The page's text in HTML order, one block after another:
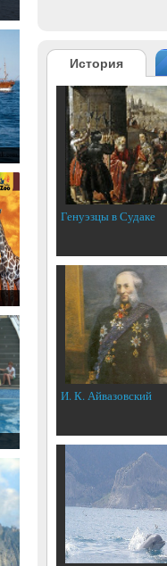
История
Генуэзцы в Судаке
И. К. Айвазовский